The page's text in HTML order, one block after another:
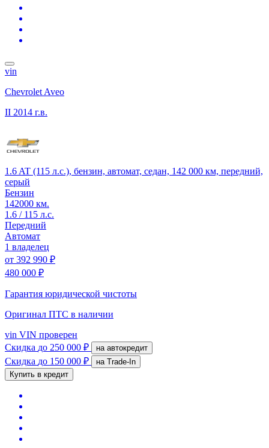
vin
Chevrolet Aveo
II 2014 г.в.
1.6 AT (115 л.с.), бензин, автомат, седан, 142 000 км, передний,
серый
Бензин
142000 км.
1.6 / 115 л.с.
Передний
Автомат
1 владелец
от 392 990 ₽
480 000 ₽
Гарантия юридической чистоты
Оригинал ПТС в наличии
vin VIN проверен
Скидка до 250 000 ₽ на автокредит
Скидка до 150 000 ₽
на Trade-In
Купить в кредит